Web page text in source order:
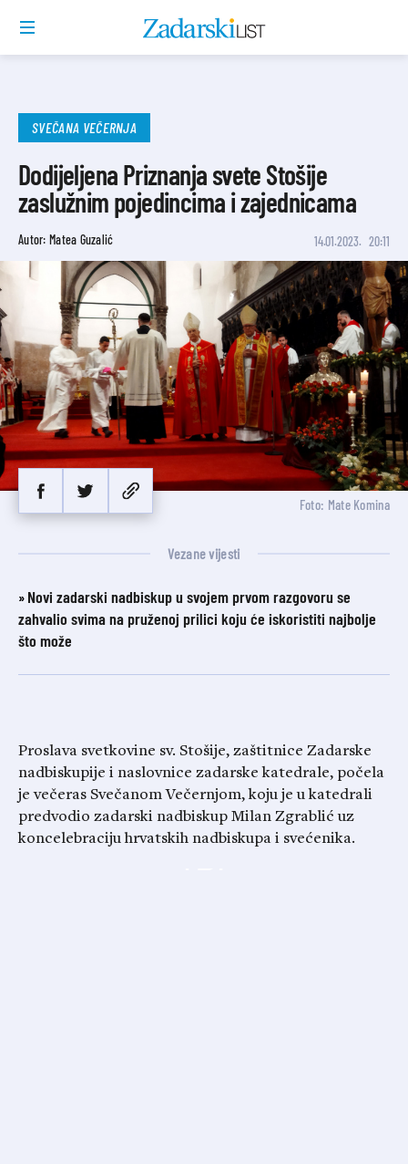
SVEČANA VEČERNJA
Dodijeljena Priznanja svete Stošije
zaslužnim pojedincima i zajednicama
Autor: Matea Guzalić 14.01.2023. 20:11
Foto: Mate Komina
Vezane vijesti
Novi zadarski nadbiskup u svojem prvom razgovoru se
zahvalio svima na pruženoj prilici koju će iskoristiti najbolje
što može
Proslava svetkovine sv. Stošije, zaštitnice Zadarske
nadbiskupije i naslovnice zadarske katedrale, počela
je večeras Svečanom Večernjom, koju je u katedrali
predvodio zadarski nadbiskup Milan Zgrablić uz
koncelebraciju hrvatskih nadbiskupa i svećenika.